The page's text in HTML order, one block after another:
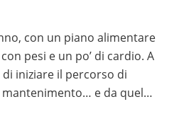
con un piano alimentare
pesi e un po’ di cardio. A
di iniziare il percorso di
e da quel
Secondo me mi è stato
allo stress, lavoro, sono